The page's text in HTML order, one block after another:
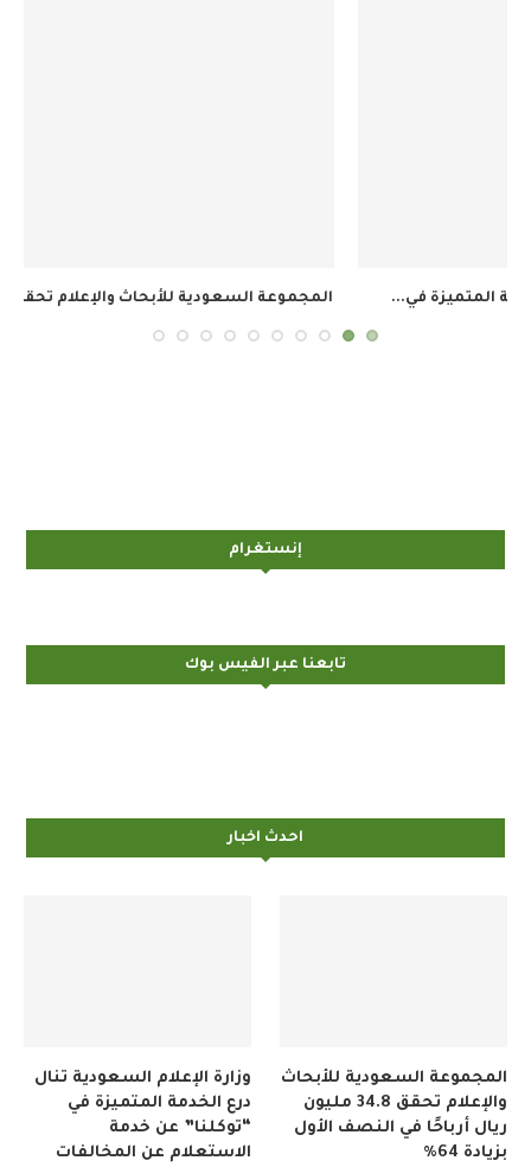
المجموعة السعودية للأبحاث والإعلام تحقق 34.8 مليون ريال...
إنستغرام
تابعنا عبر الفيس بوك
احدث اخبار
وزارة الإعلام السعودية تنال
درع الخدمة المتميزة في
“توكلنا” عن خدمة
الاستعلام عن المخالفات
المجموعة السعودية للأبحاث
والإعلام تحقق 34.8 مليون
ريال أرباحًا في النصف الأول
بزيادة 64%